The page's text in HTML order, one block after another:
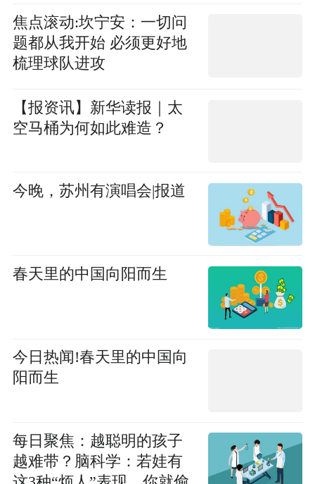
焦点滚动:坎宁安：一切问
题都从我开始 必须更好地
梳理球队进攻
【报资讯】新华读报｜太
空马桶为何如此难造？
今晚，苏州有演唱会|报道
春天里的中国向阳而生
今日热闻!春天里的中国向
阳而生
每日聚焦：越聪明的孩子
越难带？脑科学：若娃有